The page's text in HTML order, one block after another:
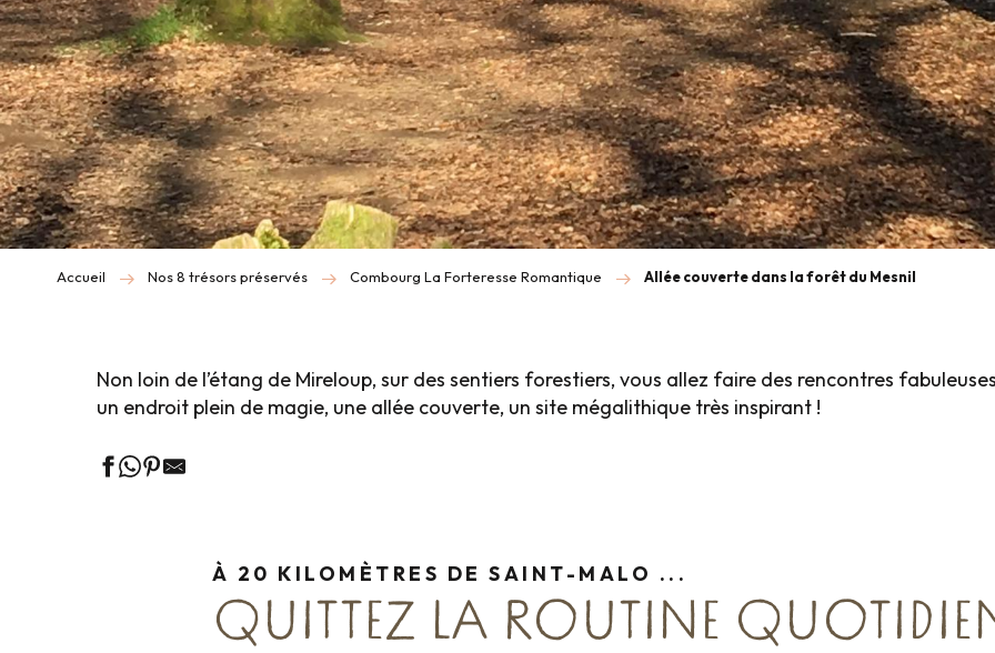
Accueil Nos 8 trésors préservés Combourg La Forteresse Romantique Allée couverte dans la forêt du Mesnil
Non loin de l’étang de Mireloup, sur des sentiers forestiers, vous allez faire des rencontres
un endroit plein de magie, une allée couverte, un site mégalithique très inspirant !
À 20 KILOMÈTRES DE SAINT-MALO ...
QUITTEZ LA ROUTINE